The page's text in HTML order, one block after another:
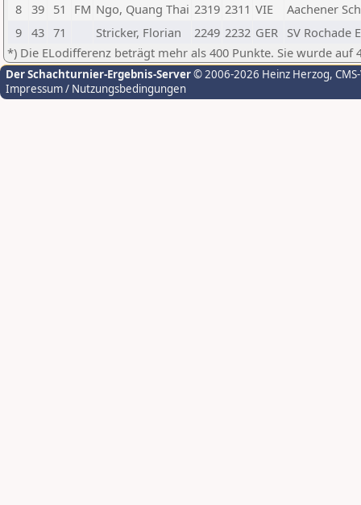
8
39 51 FM Ngo, Quang Thai 2319 2311 VIE
Aachener
9
43 71 Stricker, Florian 2249 2232 GER SV Rochade
*) Die ELodifferenz beträgt mehr als 400 Punkte. Sie wurde auf
Der Schachturnier-Ergebnis-Server© 2006-2026 Heinz Herzog,
Impressum / Nutzungsbedingungen